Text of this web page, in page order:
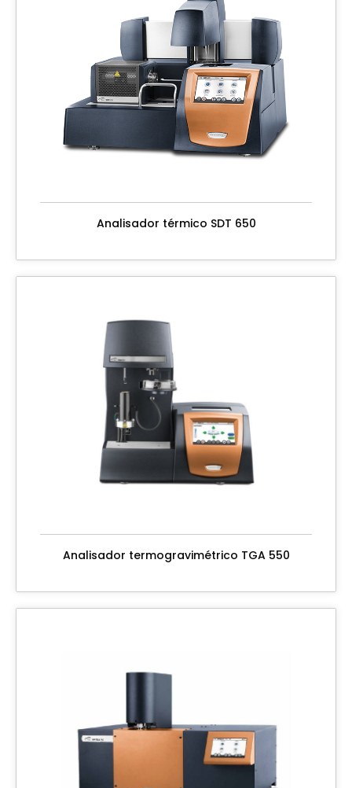
Analisador térmico SDT 650
Analisador termogravimétrico TGA 550